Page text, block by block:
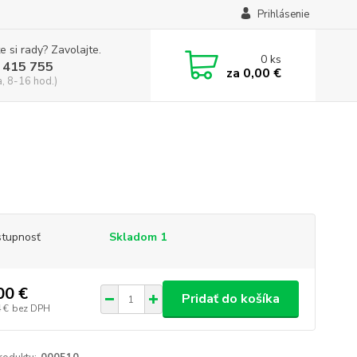
Prihlásenie
si rady? Zavolajte.
755
8-16 hod.)
0ks
za 0,00 €
Skladom 1
€
€ bez DPH
Pridať do košíka